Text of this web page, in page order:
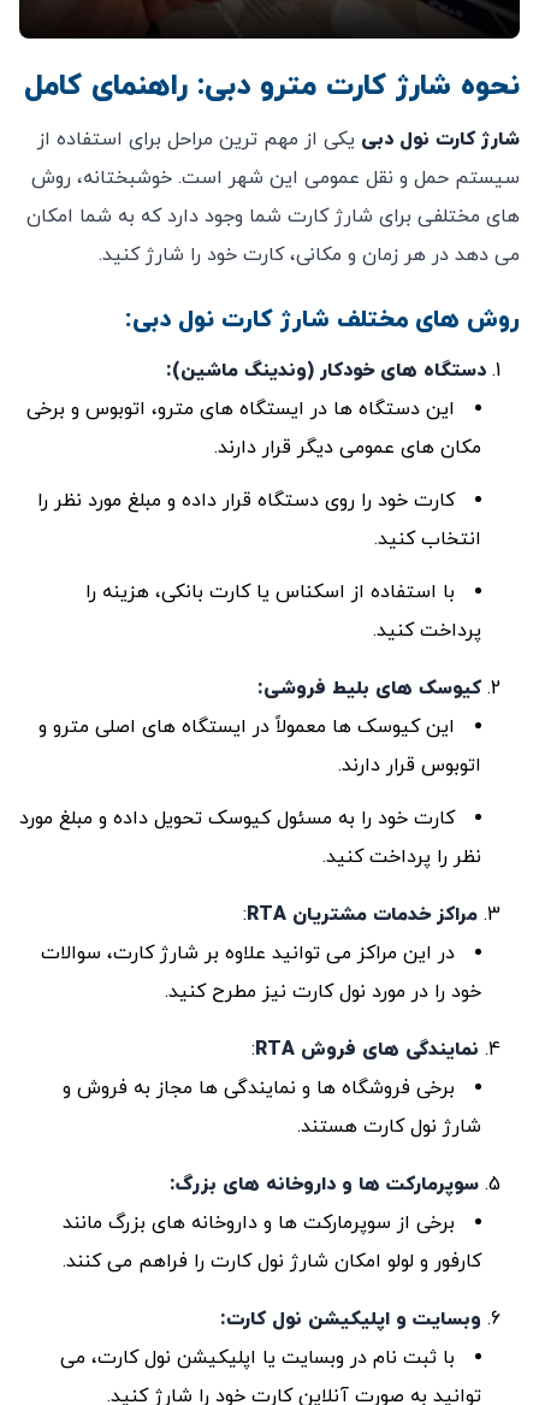
نحوه شارژ کارت مترو دبی: راهنمای کامل
شارژ کارت نول دبی یکی از مهم‌ ترین مراحل برای استفاده از
سیستم حمل ‌و نقل عمومی این شهر است. خوشبختانه، روش
‌های مختلفی برای شارژ کارت شما وجود دارد که به شما امکان
می ‌دهد در هر زمان و مکانی، کارت خود را شارژ کنید.
روش ‌های مختلف شارژ کارت نول دبی:
دستگاه‌ های خودکار (وندینگ ماشین):
این دستگاه‌ ها در ایستگاه‌ های مترو، اتوبوس و برخی
مکان‌ های عمومی دیگر قرار دارند.
کارت خود را روی دستگاه قرار داده و مبلغ مورد نظر را
انتخاب کنید.
با استفاده از اسکناس یا کارت بانکی، هزینه را
پرداخت کنید.
کیوسک‌ های بلیط‌ فروشی:
این کیوسک‌ ها معمولاً در ایستگاه‌ های اصلی مترو و
اتوبوس قرار دارند.
کارت خود را به مسئول کیوسک تحویل داده و مبلغ مورد
نظر را پرداخت کنید.
مراکز خدمات مشتریان RTA
:
در این مراکز می ‌توانید علاوه بر شارژ کارت، سوالات
خود را در مورد نول کارت نیز مطرح کنید.
نمایندگی ‌های فروش RTA
:
برخی فروشگاه‌ ها و نمایندگی ‌ها مجاز به فروش و
شارژ نول کارت هستند.
سوپرمارکت‌ ها و داروخانه ‌های بزرگ:
برخی از سوپرمارکت ‌ها و داروخانه ‌های بزرگ مانند
کارفور و لولو امکان شارژ نول کارت را فراهم می‌ کنند.
وبسایت و اپلیکیشن نول کارت:
با ثبت ‌نام در وبسایت یا اپلیکیشن نول کارت، می
‌توانید به صورت آنلاین کارت خود را شارژ کنید.